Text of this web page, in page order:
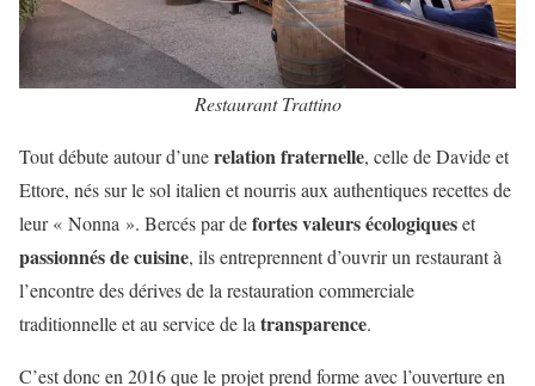
Restaurant Trattino
Tout débute autour d’unerelation fraternelle, celle de Davide et
Ettore, nés sur le sol italien et nourris aux authentiques recettes de
leur « Nonna ». Bercés par defortes valeurs écologiqueset
passionnés de cuisine, ils entreprennent d’ouvrir un restaurant à
l’encontre des dérives de la restauration commerciale
traditionnelle et au service de latransparence.
C’est donc en 2016 que le projet prend forme avec l’ouverture en